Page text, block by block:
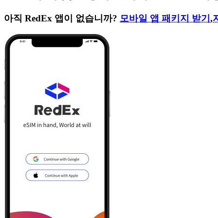
아직 RedEx 앱이 없습니까? 모바일 앱 패키지 받기 ,